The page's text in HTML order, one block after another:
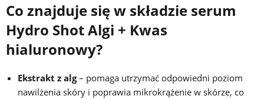
Co znajduje się w składzie serum
Hydro Shot Algi + Kwas
hialuronowy?
Ekstrakt z alg– pomaga utrzymać odpowiedni poziom
nawilżenia skóry i poprawia mikrokrążenie w skórze, co